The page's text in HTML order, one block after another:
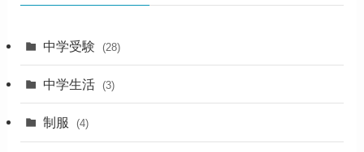
中学受験 (28)
中学生活 (3)
制服 (4)